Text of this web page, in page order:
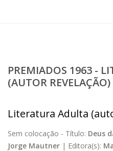
PREMIADOS 1963 -
(AUTOR REVELAÇÃO)
Literatura Adulta
Sem colocação - Título: Deus
Jorge Mautner | Editora(s):